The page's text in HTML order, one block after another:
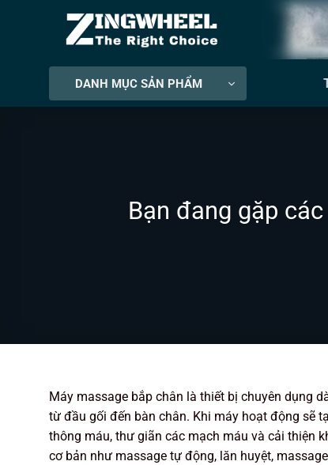
DANH MỤC SẢN PHẨM
Bạn đang gặp
Máy massage bắp chân là thiết bị chuyên dụng
từ đầu gối đến bàn chân. Khi máy hoạt động sẽ
thông máu, thư giãn các mạch máu và cải thiện
cơ bản như massage tự động, lăn huyệt,